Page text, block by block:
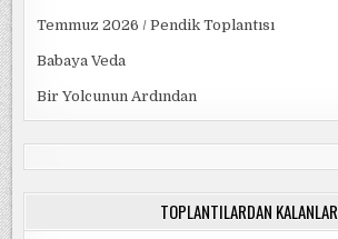
Temmuz 2026 / Pendik Toplantısı
Babaya Veda
Bir Yolcunun Ardından
TOPLANTILARDAN KALANLAR